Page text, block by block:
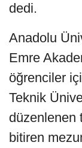
dedi.
Anadolu
Emre
öğrenciler
Teknik
düzenlenen
bitiren